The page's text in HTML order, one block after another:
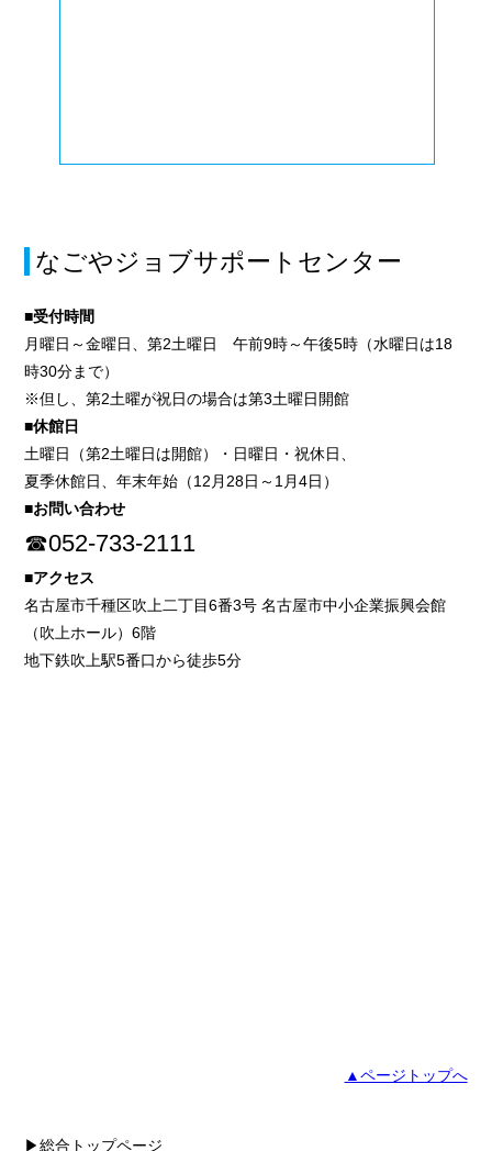
なごやジョブサポートセンター
■受付時間
月曜日～金曜日、第2土曜日 午前9時～午後5時（水曜日は18
時30分まで）
※但し、第2土曜が祝日の場合は第3土曜日開館
■休館日
土曜日（第2土曜日は開館）・日曜日・祝休日、
夏季休館日、年末年始（12月28日～1月4日）
■お問い合わせ
☎052-733-2111
■アクセス
名古屋市千種区吹上二丁目6番3号 名古屋市中小企業振興会館
（吹上ホール）6階
地下鉄吹上駅5番口から徒歩5分
▲ページトップへ
▶総合トップページ